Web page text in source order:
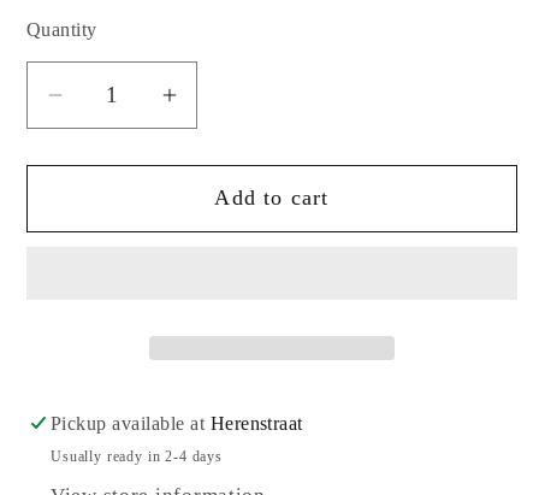
Quantity
Quantity
Decrease
quantity
for
lege
Wetering
Increase
quantity
for
lege
van
Wetering
Add to cart
Pickup available at Herenstraat
Usually ready in 2-4 days